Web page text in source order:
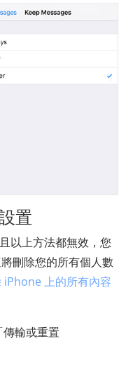
置
以上方法都無效，您
刪除您的所有個人數
iPhone 上的所有內容
輸或重置